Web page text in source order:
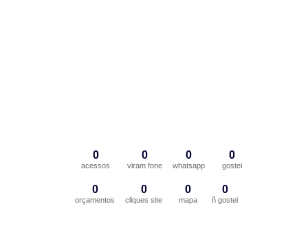
0
acessos
0
viram fone
0
whatsapp
0
gostei
0
orçamentos
0
cliques site
0
mapa
0
ñ gostei